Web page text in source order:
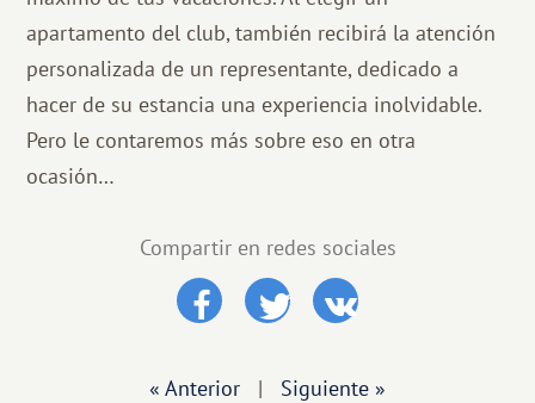
apartamento del club, también recibirá la atención
personalizada de un representante, dedicado a
hacer de su estancia una experiencia inolvidable.
Pero le contaremos más sobre eso en otra
ocasión…
Compartir en redes sociales
« Anterior | Siguiente »